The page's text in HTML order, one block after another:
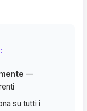
—
su tutti i